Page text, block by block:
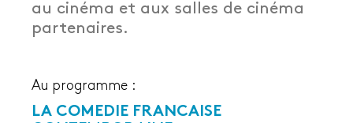
au cinéma et aux salles de cinéma
partenaires.
Au programme :
LA COMEDIE FRANCAISE